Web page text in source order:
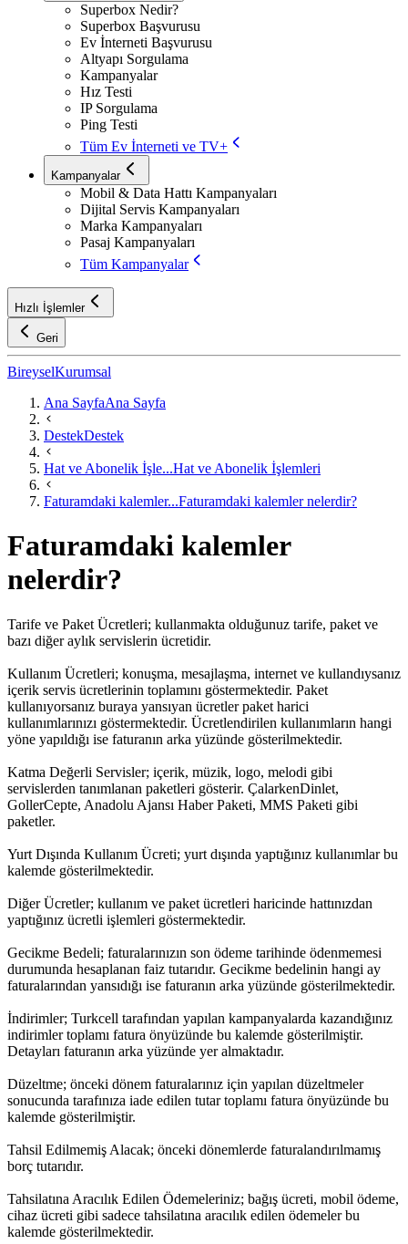
Superbox Nedir?
Superbox Başvurusu
Ev İnterneti Başvurusu
Altyapı Sorgulama
Kampanyalar
Hız Testi
IP Sorgulama
Ping Testi
Tüm Ev İnterneti ve TV+
Kampanyalar
Mobil & Data Hattı Kampanyaları
Dijital Servis Kampanyaları
Marka Kampanyaları
Pasaj Kampanyaları
Tüm Kampanyalar
Hızlı İşlemler
Geri
BireyselKurumsal
Ana SayfaAna Sayfa
DestekDestek
Hat ve Abonelik İşle...Hat ve Abonelik İşlemleri
Faturamdaki kalemler...Faturamdaki kalemler nelerdir?
Faturamdaki kalemler
nelerdir?
Tarife ve Paket Ücretleri; kullanmakta olduğunuz tarife, paket ve
bazı diğer aylık servislerin ücretidir.
Kullanım Ücretleri; konuşma, mesajlaşma, internet ve kullandıysanız
içerik servis ücretlerinin toplamını göstermektedir. Paket
kullanıyorsanız buraya yansıyan ücretler paket harici
kullanımlarınızı göstermektedir. Ücretlendirilen kullanımların hangi
yöne yapıldığı ise faturanın arka yüzünde gösterilmektedir.
Katma Değerli Servisler; içerik, müzik, logo, melodi gibi
servislerden tanımlanan paketleri gösterir. ÇalarkenDinlet,
GollerCepte, Anadolu Ajansı Haber Paketi, MMS Paketi gibi
paketler.
Yurt Dışında Kullanım Ücreti; yurt dışında yaptığınız kullanımlar bu
kalemde gösterilmektedir.
Diğer Ücretler; kullanım ve paket ücretleri haricinde hattınızdan
yaptığınız ücretli işlemleri göstermektedir.
Gecikme Bedeli; faturalarınızın son ödeme tarihinde ödenmemesi
durumunda hesaplanan faiz tutarıdır. Gecikme bedelinin hangi ay
faturalarından yansıdığı ise faturanın arka yüzünde gösterilmektedir.
İndirimler; Turkcell tarafından yapılan kampanyalarda kazandığınız
indirimler toplamı fatura önyüzünde bu kalemde gösterilmiştir.
Detayları faturanın arka yüzünde yer almaktadır.
Düzeltme; önceki dönem faturalarınız için yapılan düzeltmeler
sonucunda tarafınıza iade edilen tutar toplamı fatura önyüzünde bu
kalemde gösterilmiştir.
Tahsil Edilmemiş Alacak; önceki dönemlerde faturalandırılmamış
borç tutarıdır. ​
Tahsilatına Aracılık Edilen ​Ödemeleriniz; b​ağış ücreti, mobil ödeme,
cihaz ücreti gibi sadece tahsilatına aracılık edilen ödemeler bu
kalemde gösterilmektedir.